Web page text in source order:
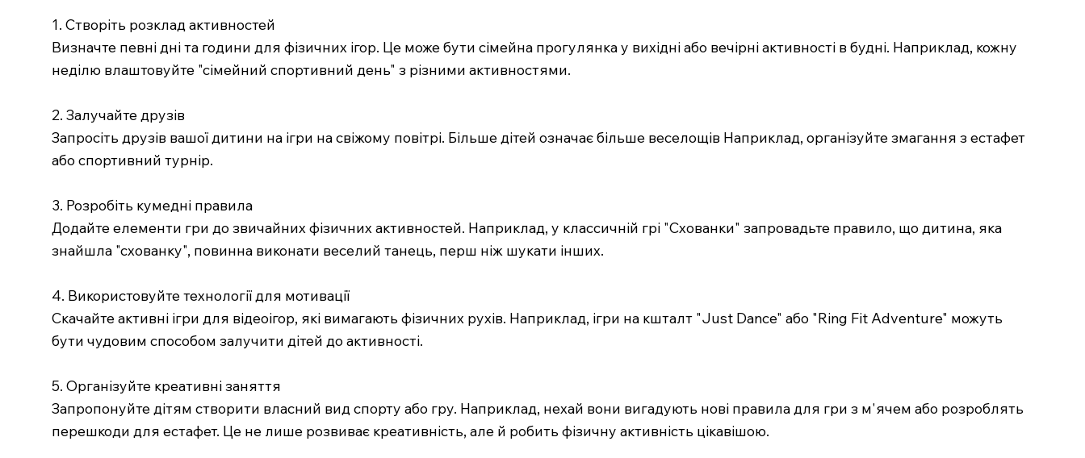
1. Створіть розклад активностей
Визначте певні дні та години для фізичних ігор. Це може бути сімейна прогулянка у вихідні або вечірні активності в будні. Наприклад, кожну
неділю влаштовуйте "сімейний спортивний день" з різними активностями.
2. Залучайте друзів
Запросіть друзів вашої дитини на ігри на свіжому повітрі. Більше дітей означає більше веселощів Наприклад, організуйте змагання з естафет
або спортивний турнір.
3. Розробіть кумедні правила
Додайте елементи гри до звичайних фізичних активностей. Наприклад, у классичній грі "Схованки" запровадьте правило, що дитина, яка
знайшла "схованку", повинна виконати веселий танець, перш ніж шукати інших.
4. Використовуйте технології для мотивації
Скачайте активні ігри для відеоігор, які вимагають фізичних рухів. Наприклад, ігри на кшталт "Just Dance" або "Ring Fit Adventure" можуть
бути чудовим способом залучити дітей до активності.
5. Організуйте креативні заняття
Запропонуйте дітям створити власний вид спорту або гру. Наприклад, нехай вони вигадують нові правила для гри з м'ячем або розроблять
перешкоди для естафет. Це не лише розвиває креативність, але й робить фізичну активність цікавішою.